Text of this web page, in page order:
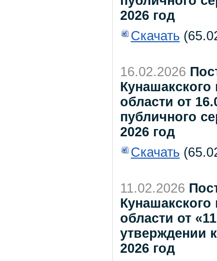
2026 год
Скачать
16.02.2026
области от
публичного
2026 год
Скачать
11.02.2026
области от
утверждении
2026 год